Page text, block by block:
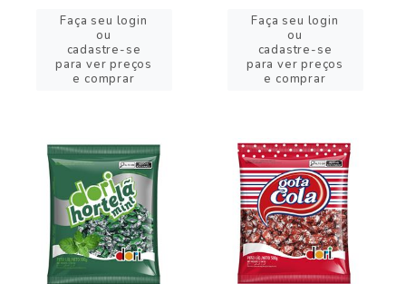
Faça seu login
ou
cadastre-se
para ver preços
e comprar
Faça seu login
ou
cadastre-se
para ver preços
e comprar